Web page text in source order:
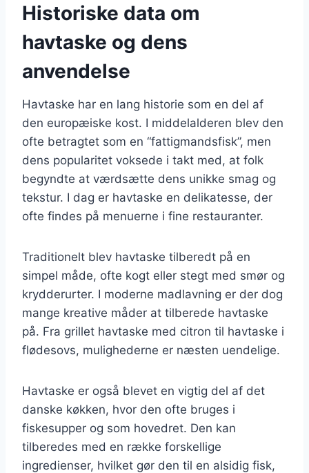
Historiske data om
havtaske og dens
anvendelse
Havtaske har en lang historie som en del af
den europæiske kost. I middelalderen blev den
ofte betragtet som en “fattigmandsfisk”, men
dens popularitet voksede i takt med, at folk
begyndte at værdsætte dens unikke smag og
tekstur. I dag er havtaske en delikatesse, der
ofte findes på menuerne i fine restauranter.
Traditionelt blev havtaske tilberedt på en
simpel måde, ofte kogt eller stegt med smør og
krydderurter. I moderne madlavning er der dog
mange kreative måder at tilberede havtaske
på. Fra grillet havtaske med citron til havtaske i
flødesovs, mulighederne er næsten uendelige.
Havtaske er også blevet en vigtig del af det
danske køkken, hvor den ofte bruges i
fiskesupper og som hovedret. Den kan
tilberedes med en række forskellige
ingredienser, hvilket gør den til en alsidig fisk,